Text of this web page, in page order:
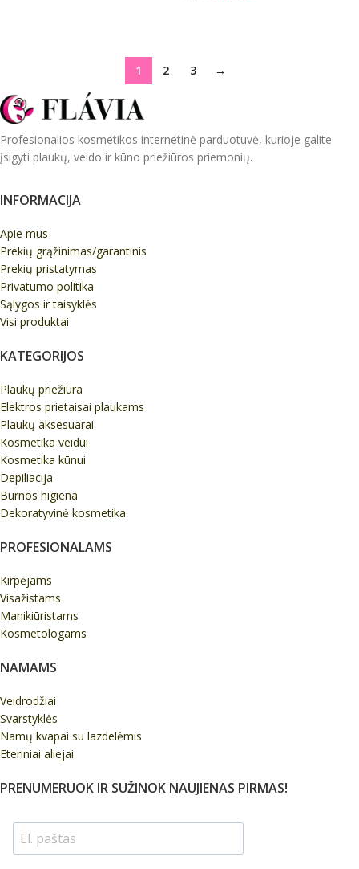
1 2 3 →
Profesionalios kosmetikos internetinė parduotuvė, kurioje galite
įsigyti plaukų, veido ir kūno priežiūros priemonių.
INFORMACIJA
Apie mus
Prekių grąžinimas/garantinis
Prekių pristatymas
Privatumo politika
Sąlygos ir taisyklės
Visi produktai
KATEGORIJOS
Plaukų priežiūra
Elektros prietaisai plaukams
Plaukų aksesuarai
Kosmetika veidui
Kosmetika kūnui
Depiliacija
Burnos higiena
Dekoratyvinė kosmetika
PROFESIONALAMS
Kirpėjams
Visažistams
Manikiūristams
Kosmetologams
NAMAMS
Veidrodžiai
Svarstyklės
Namų kvapai su lazdelėmis
Eteriniai aliejai
PRENUMERUOK IR SUŽINOK NAUJIENAS PIRMAS!